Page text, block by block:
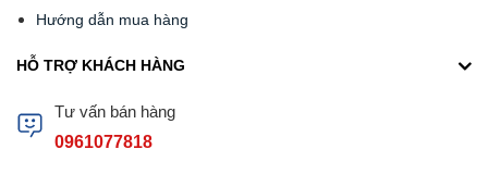
Hướng dẫn mua hàng
HỖ TRỢ KHÁCH HÀNG
Tư vấn bán hàng
0961077818